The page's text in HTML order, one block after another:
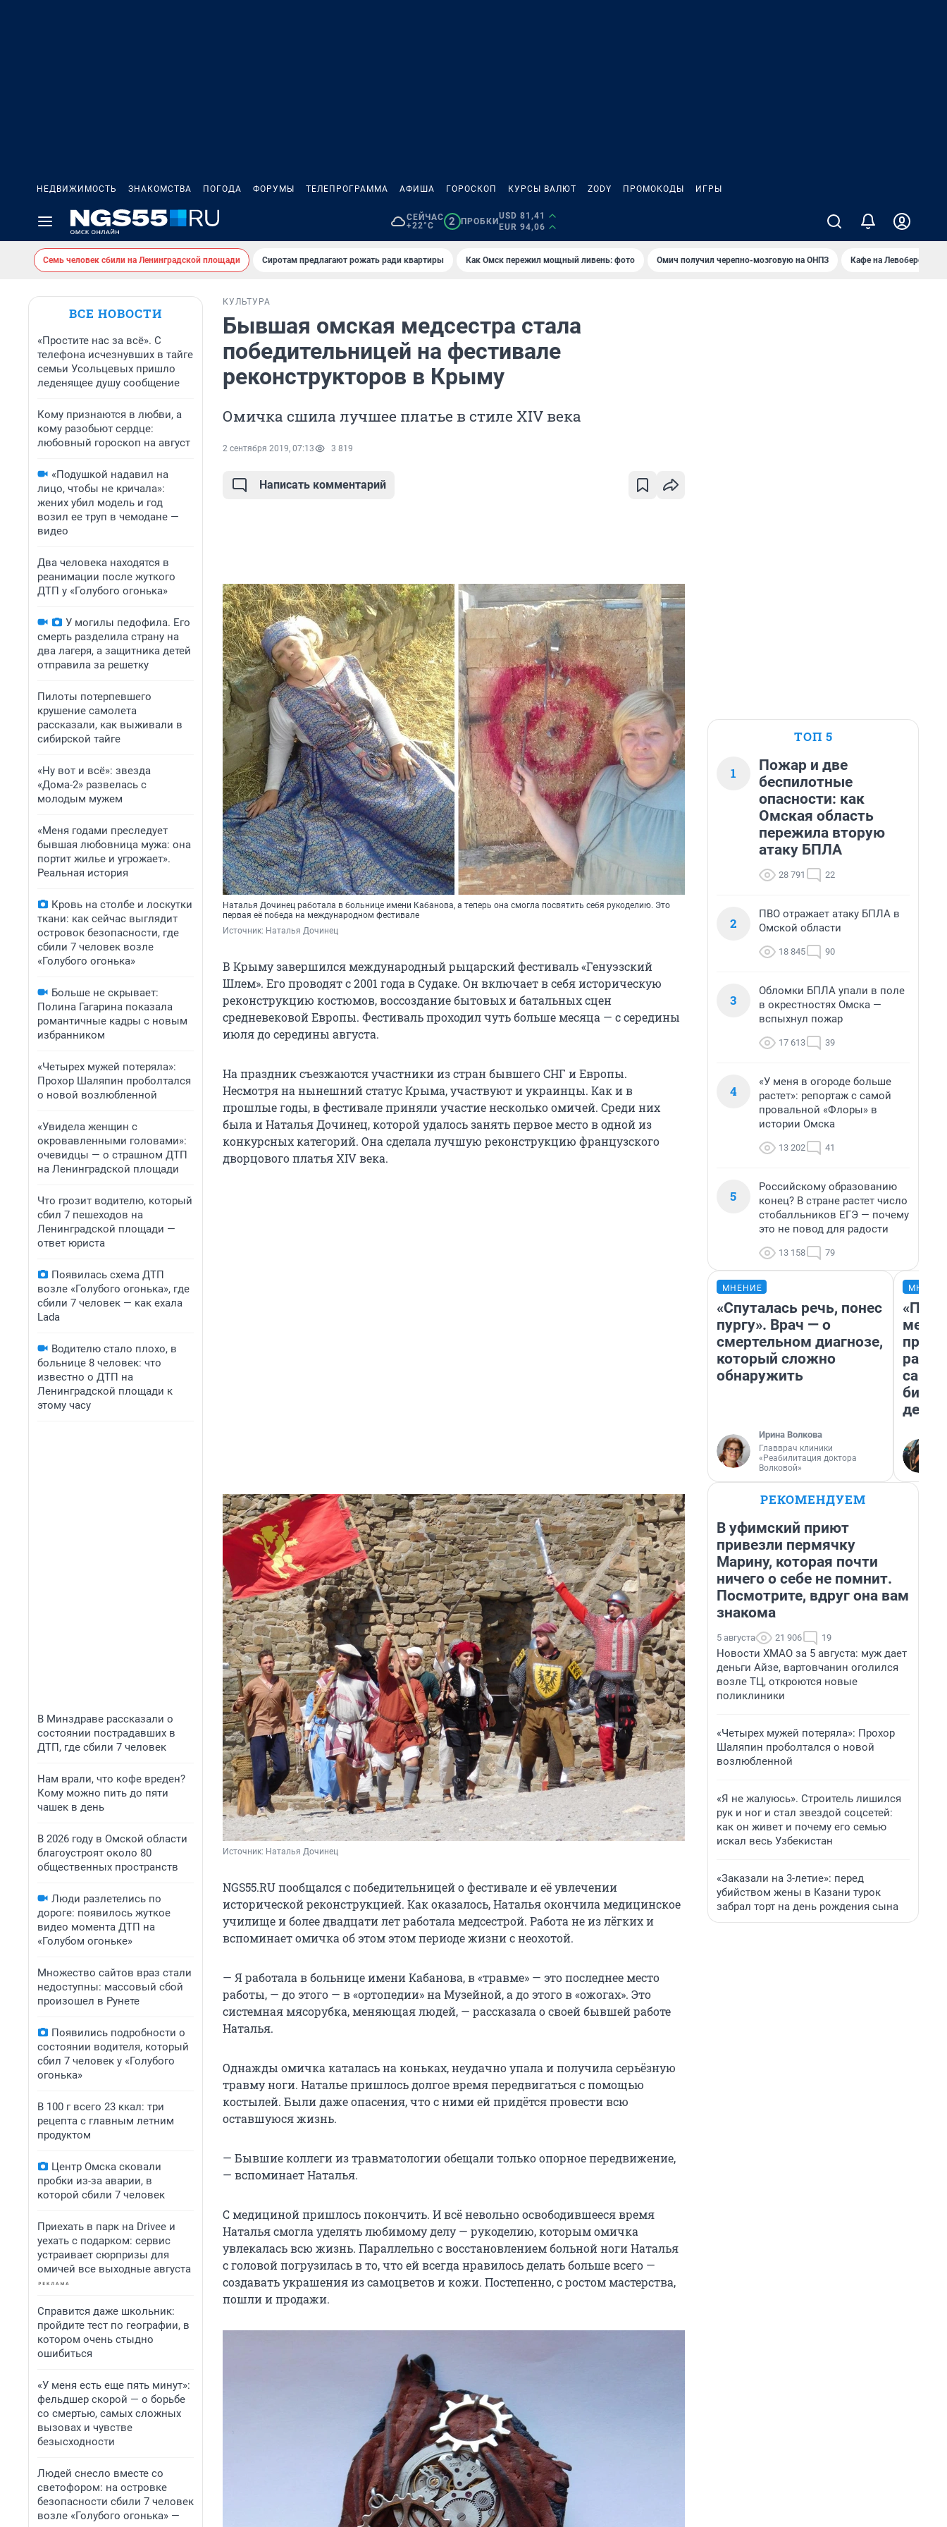
НЕДВИЖИМОСТЬ ЗНАКОМСТВА ПОГОДА ФОРУМЫ ТЕЛЕПРОГРАММА АФИША ГОРОСКОП КУРСЫ ВАЛЮТ ZODY ПРОМОКОДЫ ИГРЫ
СЕЙЧАС
+22°C
2 ПРОБКИ
USD 81,41
EUR 94,06
Семь человек сбили на Ленинградской площади Сиротам предлагают рожать ради квартиры Как Омск пережил мощный ливень: фото Омич получил черепно-мозговую на ОНПЗ Кафе на Левобережье
ВСЕ НОВОСТИ
«Простите нас за всё». С
телефона исчезнувших в тайге
семьи Усольцевых пришло
леденящее душу сообщение
Кому признаются в любви, а
кому разобьют сердце:
любовный гороскоп на август
«Подушкой надавил на
лицо, чтобы не кричала»:
жених убил модель и год
возил ее труп в чемодане —
видео
Два человека находятся в
реанимации после жуткого
ДТП у «Голубого огонька»
У могилы педофила. Его
смерть разделила страну на
два лагеря, а защитника детей
отправила за решетку
Пилоты потерпевшего
крушение самолета
рассказали, как выживали в
сибирской тайге
«Ну вот и всё»: звезда
«Дома-2» развелась с
молодым мужем
«Меня годами преследует
бывшая любовница мужа: она
портит жилье и угрожает».
Реальная история
Кровь на столбе и лоскутки
ткани: как сейчас выглядит
островок безопасности, где
сбили 7 человек возле
«Голубого огонька»
Больше не скрывает:
Полина Гагарина показала
романтичные кадры с новым
избранником
«Четырех мужей потеряла»:
Прохор Шаляпин проболтался
о новой возлюбленной
«Увидела женщин с
окровавленными головами»:
очевидцы — о страшном ДТП
на Ленинградской площади
Что грозит водителю, который
сбил 7 пешеходов на
Ленинградской площади —
ответ юриста
Появилась схема ДТП
возле «Голубого огонька», где
сбили 7 человек — как ехала
Lada
Водителю стало плохо, в
больнице 8 человек: что
известно о ДТП на
Ленинградской площади к
этому часу
В Минздраве рассказали о
состоянии пострадавших в
ДТП, где сбили 7 человек
Нам врали, что кофе вреден?
Кому можно пить до пяти
чашек в день
В 2026 году в Омской области
благоустроят около 80
общественных пространств
Люди разлетелись по
дороге: появилось жуткое
видео момента ДТП на
«Голубом огоньке»
Множество сайтов враз стали
недоступны: массовый сбой
произошел в Рунете
Появились подробности о
состоянии водителя, который
сбил 7 человек у «Голубого
огонька»
В 100 г всего 23 ккал: три
рецепта с главным летним
продуктом
Центр Омска сковали
пробки из-за аварии, в
которой сбили 7 человек
Приехать в парк на Drivee и
уехать с подарком: сервис
устраивает сюрпризы для
омичей все выходные августа
Справится даже школьник:
пройдите тест по географии, в
котором очень стыдно
ошибиться
«У меня есть еще пять минут»:
фельдшер скорой — о борьбе
со смертью, самых сложных
вызовах и чувстве
безысходности
Людей снесло вместе со
светофором: на островке
безопасности сбили 7 человек
возле «Голубого огонька» —
КУЛЬТУРА
Бывшая омская медсестра стала
победительницей на фестивале
реконструкторов в Крыму
Омичка сшила лучшее платье в стиле XIV века
2 сентября 2019, 07:13 3 819
Написать комментарий
Наталья Дочинец работала в больнице имени Кабанова, а теперь она смогла посвятить себя рукоделию. Это
первая её победа на международном фестивале
Источник: Наталья Дочинец
В Крыму завершился международный рыцарский фестиваль «Генуэзский
Шлем». Его проводят с 2001 года в Судаке. Он включает в себя историческую
реконструкцию костюмов, воссоздание бытовых и батальных сцен
средневековой Европы. Фестиваль проходил чуть больше месяца — с середины
июля до середины августа.
На праздник съезжаются участники из стран бывшего СНГ и Европы.
Несмотря на нынешний статус Крыма, участвуют и украинцы. Как и в
прошлые годы, в фестивале приняли участие несколько омичей. Среди них
была и Наталья Дочинец, которой удалось занять первое место в одной из
конкурсных категорий. Она сделала лучшую реконструкцию французского
дворцового платья XIV века.
Источник: Наталья Дочинец
NGS55.RU пообщался с победительницей о фестивале и её увлечении
исторической реконструкцией. Как оказалось, Наталья окончила медицинское
училище и более двадцати лет работала медсестрой. Работа не из лёгких и
вспоминает омичка об этом этом периоде жизни с неохотой.
— Я работала в больнице имени Кабанова, в «травме» — это последнее место
работы, — до этого — в «ортопедии» на Музейной, а до этого в «ожогах». Это
системная мясорубка, меняющая людей, — рассказала о своей бывшей работе
Наталья.
Однажды омичка каталась на коньках, неудачно упала и получила серьёзную
травму ноги. Наталье пришлось долгое время передвигаться с помощью
костылей. Были даже опасения, что с ними ей придётся провести всю
оставшуюся жизнь.
— Бывшие коллеги из травматологии обещали только опорное передвижение,
— вспоминает Наталья.
С медициной пришлось покончить. И всё невольно освободившееся время
Наталья смогла уделять любимому делу — рукоделию, которым омичка
увлекалась всю жизнь. Параллельно с восстановлением больной ноги Наталья
с головой погрузилась в то, что ей всегда нравилось делать больше всего —
создавать украшения из самоцветов и кожи. Постепенно, с ростом мастерства,
пошли и продажи.
ТОП 5
1
Пожар и две
беспилотные
опасности: как
Омская область
пережила вторую
атаку БПЛА
28 791 22
2
ПВО отражает атаку БПЛА в
Омской области
18 845 90
3
Обломки БПЛА упали в поле
в окрестностях Омска —
вспыхнул пожар
17 613 39
4
«У меня в огороде больше
растет»: репортаж с самой
провальной «Флоры» в
истории Омска
13 202 41
5
Российскому образованию
конец? В стране растет число
стобалльников ЕГЭ — почему
это не повод для радости
13 158 79
МНЕНИЕ
«Спуталась речь, понес
пургу». Врач — о
смертельном диагнозе,
который сложно
обнаружить
Ирина Волкова
Главврач клиники
«Реабилитация доктора
Волковой»
РЕКОМЕНДУЕМ
В уфимский приют
привезли пермячку
Марину, которая почти
ничего о себе не помнит.
Посмотрите, вдруг она вам
знакома
5 августа 21 906 19
Новости ХМАО за 5 августа: муж дает
деньги Айзе, вартовчанин оголился
возле ТЦ, откроются новые
поликлиники
«Четырех мужей потеряла»: Прохор
Шаляпин проболтался о новой
возлюбленной
«Я не жалуюсь». Строитель лишился
рук и ног и стал звездой соцсетей:
как он живет и почему его семью
искал весь Узбекистан
«Заказали на 3-летие»: перед
убийством жены в Казани турок
забрал торт на день рождения сына